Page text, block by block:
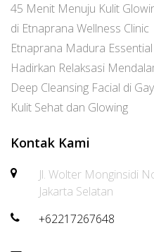
45 Menit Menuju Kulit
di Etnaprana Wellness Clinic
Etnaprana Madura
Hadirkan Relaksasi
Deep Cleansing Facial di
Kulit Sehat dan Glowing
Kontak Kami
Jl. Wolter Monginsidi
Jakarta Selatan
+62217267648